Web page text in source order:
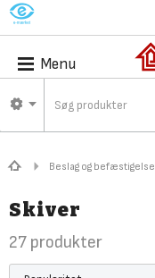
M
Menu
Beslag og befæstigelse
Skiver
27 produkter